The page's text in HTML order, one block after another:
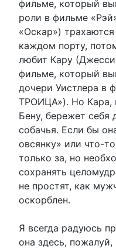
фильме, который
роли в фильме
«Оскар»)
каждом порту,
любит Кару
фильме, который
дочери Уистлера в
ТРОИЦА»). Но Кара,
Бену, бережет себя
собачья. Если бы
овсянку» или что-
только за, но
сохранять
не простят, как
оскорблен.
Я всегда радуюсь
она здесь, пожалуй,